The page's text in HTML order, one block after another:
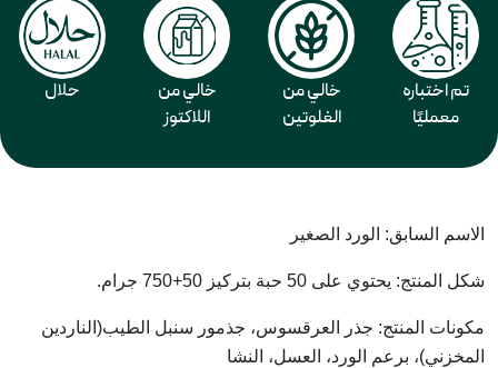
تم اختباره
معمليًا
خالي من
الغلوتين
خالي من
اللاكتوز
حلال
الاسم السابق: الورد الصغير
شكل المنتج: يحتوي على 50 حبة بتركيز 50+750 جرام.
مكونات المنتج: جذر العرقسوس، جذمور سنبل الطيب(الناردين
المخزني)، برعم الورد، العسل، النشا